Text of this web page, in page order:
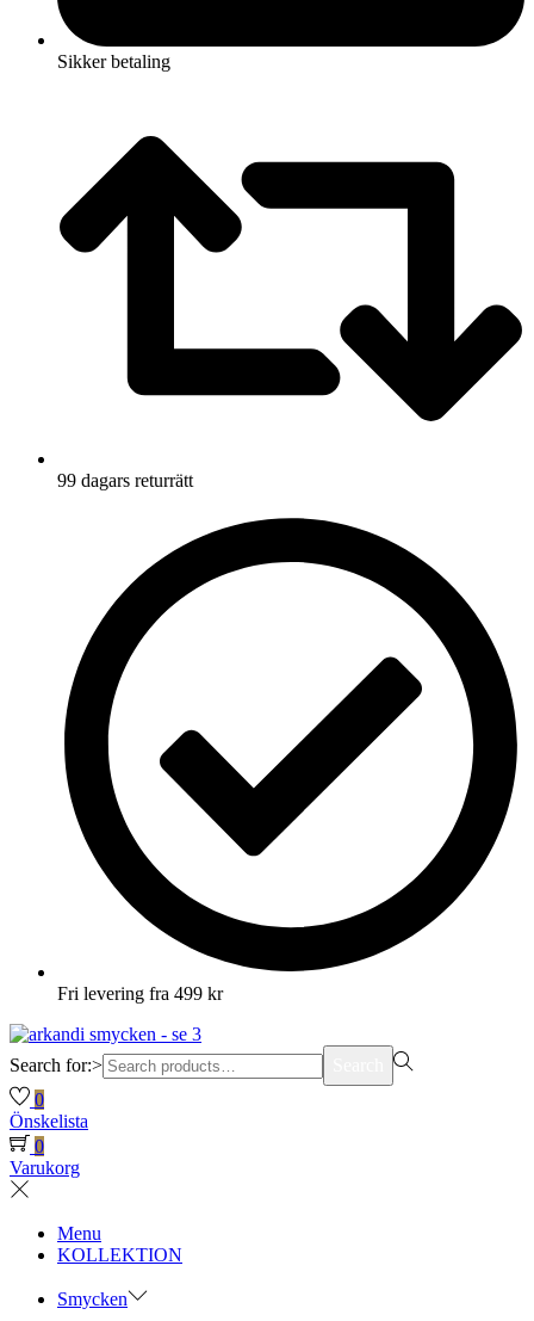
Sikker betaling
99 dagars returrätt
Fri levering fra 499 kr
Search for:>
0
Önskelista
0
Varukorg
Menu
KOLLEKTION
Smycken